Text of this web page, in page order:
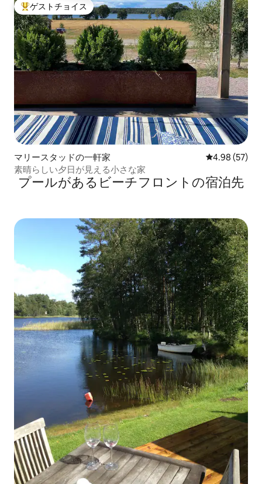
大好評のゲストチョイスです。
ゲストチョイス
マリースタッドの一軒家 レビュー57
4.98 (57)
素晴らしい夕日が見える小さな家
プールがあるビーチフロントの宿泊先